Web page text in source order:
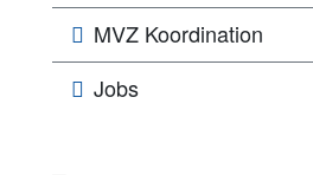
MVZ Koordination
Jobs